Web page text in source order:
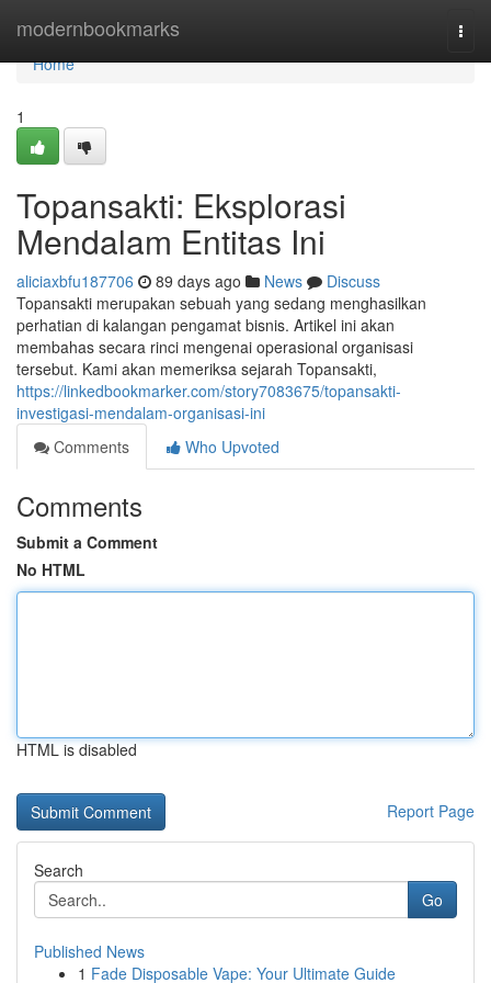
modernbookmarks
Home
Home
1
Topansakti: Eksplorasi
Mendalam Entitas Ini
aliciaxbfu187706 89 days ago News
Discuss
Topansakti merupakan sebuah yang sedang menghasilkan
perhatian di kalangan pengamat bisnis. Artikel ini akan
membahas secara rinci mengenai operasional organisasi
tersebut. Kami akan memeriksa sejarah Topansakti,
https://linkedbookmarker.com/story7083675/topansakti-
investigasi-mendalam-organisasi-ini
Comments
Who Upvoted
Comments
Submit a Comment
No HTML
HTML is disabled
Report Page
Search
Go
Published News
1 Fade Disposable Vape: Your Ultimate Guide